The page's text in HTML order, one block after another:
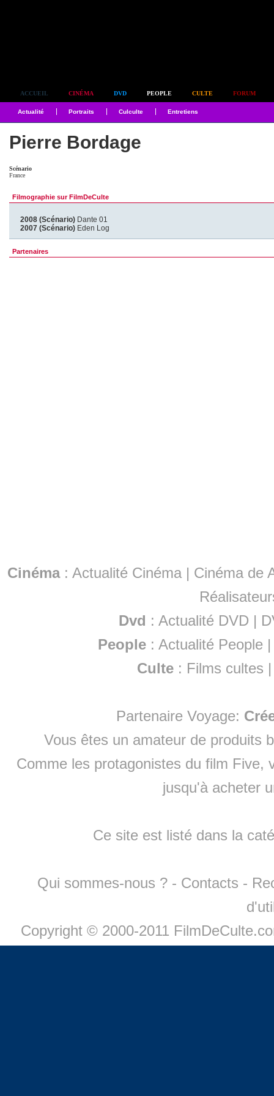
ACCUEIL CINÉMA DVD PEOPLE CULTE FORUM
Actualité Portraits Culculte Entretiens
Pierre Bordage
Scénario
France
Filmographie sur FilmDeCulte
2008 (Scénario) Dante 01
2007 (Scénario) Eden Log
Partenaires
Cinéma: Actualité Cinéma | Cinéma de
Dvd : Actualité DVD |
People :Actualité People
Culte : Films cultes
Partenaire Voyage:
Vous êtes un amateur de produits
Comme les protagonistes du film Five,
jusqu'à acheter
Ce site est listé dans la
Qui sommes-nous ? - Contacts -
Copyright © 2000-2011